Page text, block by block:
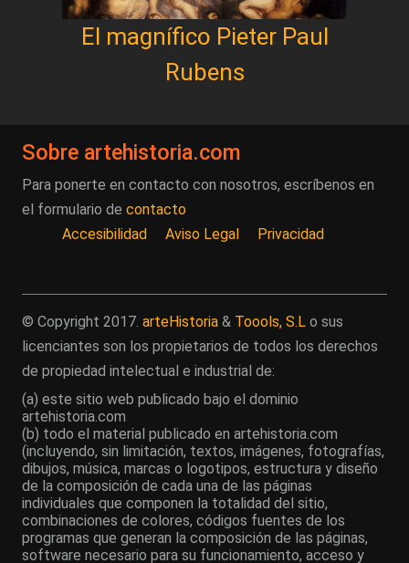
El magnífico Pieter Paul
Rubens
Sobre artehistoria.com
Para ponerte en contacto con nosotros, escríbenos en
el formulario de contacto
Accesibilidad
Aviso Legal Privacidad
© Copyright 2017. arteHistoria & Toools, S.L o sus
licenciantes son los propietarios de todos los derechos
de propiedad intelectual e industrial de:
(a) este sitio web publicado bajo el dominio
artehistoria.com
(b) todo el material publicado en artehistoria.com
(incluyendo, sin limitación, textos, imágenes, fotografías,
dibujos, música, marcas o logotipos, estructura y diseño
de la composición de cada una de las páginas
individuales que componen la totalidad del sitio,
combinaciones de colores, códigos fuentes de los
programas que generan la composición de las páginas,
software necesario para su funcionamiento, acceso y